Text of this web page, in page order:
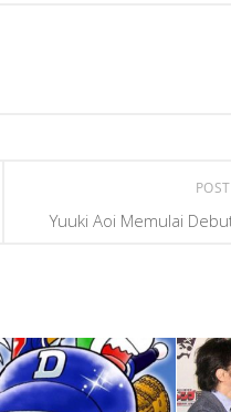
Yuuki Aoi Memulai